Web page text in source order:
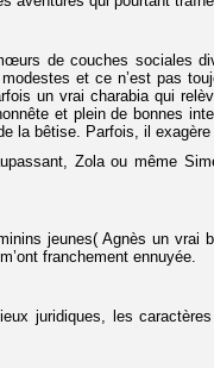
de couches sociales
et ce n’est pas
un vrai charabia qui
et plein de bonnes
la bêtise. Parfois, il
Zola ou même
jeunes( Agnès un vrai
franchement ennuyée.
juridiques, les